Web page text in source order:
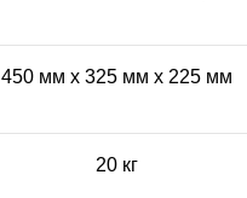
450 мм х 325 мм х 225 мм
20 кг